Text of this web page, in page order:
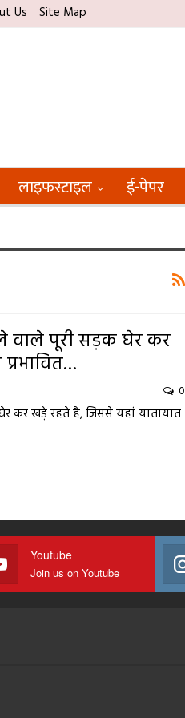
Us Site Map
लाइफस्टाइल ई-पेपर
वाले पूरी सड़क घेर कर
0
कर खड़े रहते है, जिससे यहां यातायात
Youtube
Join us on Youtube